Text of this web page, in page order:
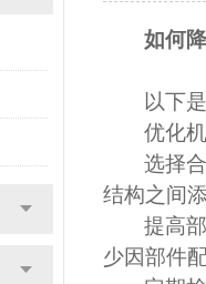
如何
以下
优化
选择
结构之间
提高
少因部件